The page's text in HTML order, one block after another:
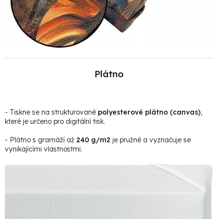
Plátno
- Tiskne se na strukturované polyesterové plátno (canvas)
které je určeno pro digitální tisk.
- Plátno s gramáží až 240 g/m2 je pružné a vyznačuje se
vynikajícími vlastnostmi.